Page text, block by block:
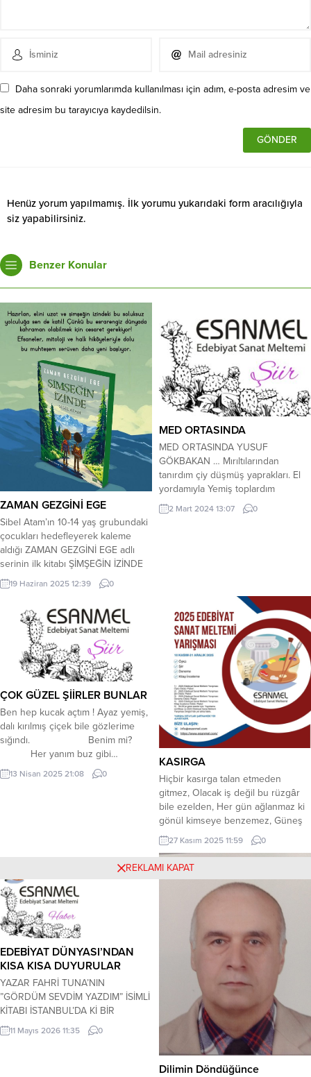
Daha sonraki yorumlarımda kullanılması için adım, e-posta adresim ve
site adresim bu tarayıcıya kaydedilsin.
Henüz yorum yapılmamış. İlk yorumu yukarıdaki form aracılığıyla
siz yapabilirsiniz.
Benzer Konular
ZAMAN GEZGİNİ EGE
Sibel Atam’ın 10-14 yaş grubundaki
çocukları hedefleyerek kaleme
aldığı ZAMAN GEZGİNİ EGE adlı
serinin ilk kitabı ŞİMŞEĞİN İZİNDE
Haziran 2025 itibarıyla İndigo Kitap
etiketiyle raflarda yerini aldı. Kırka
çevirmen, yazar ve editör Sibel
Atam, çalışma odasının
penceresinden görünen Kaz
Dağları’nın muhteşem doğası, tarihi,
efsaneleri ve mitolojisinden...
19 Haziran 2025 12:39 0
MED ORTASINDA
MED ORTASINDA YUSUF
GÖKBAKAN … Mırıltılarından
tanırdım çiy düşmüş yaprakları. El
yordamıyla Yemiş toplardım
ağaçlardan kıyasıya. Akasya
kokuları, Erguvanî renkler çalardım
gocunmazdım sevdaya
yalanmaktan. Gönül mütevazı ,
gönül müdavim yanağına....
2 Mart 2024 13:07 0
ÇOK GÜZEL ŞİİRLER BUNLAR
Ben hep kucak açtım ! Ayaz yemiş,
dalı kırılmış çiçek bile gözlerime
sığındı. Benim mi?
Her yanım buz gibi…
Kime sarılsam ısınamıyorum.
Gönlümü veririm desem yalan olur
13 Nisan 2025 21:08 0
KASIRGA
Hiçbir kasırga talan etmeden
gitmez, Olacak iş değil bu rüzgâr
bile ezelden, Her gün ağlanmaz ki
gönül kimseye benzemez, Güneş
sarı olup yakıyorsa ne gelir elden,
Kaçacak delik arasa insan failinden
geçemez, Şaibeli kaç cinayeti
bir yiğidin sözü bu kimse ezemez,
Yamacına kadar varsa...
27 Kasım 2025 11:59 0
EDEBİYAT DÜNYASI’NDAN
KISA KISA DUYURULAR
YAZAR FAHRİ TUNA’NIN
”GÖRDÜM SEVDİM YAZDIM” İSİMLİ
KİTABI İSTANBUL’DA Kİ BİR
TOPLANTIDA TANITILACAK…
KERİM ÖZBEKLERGAZETECİ-
11 Mayıs 2026 11:35 0
Dilimin Döndüğünce
REKLAMI KAPAT